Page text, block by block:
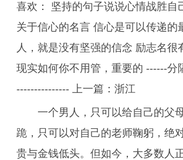
喜欢： 坚持的句子说说心情战胜自
关于信心的名言 信心是可以传递的
人，就是没有坚强的信念 励志名很
现实如何你不用管，重要的 ------分
--------------- 上一篇：浙江
一个男人，只可以给自己的父
跪，只可以对自己的老师鞠躬，绝
贵与金钱低头。但如今，大多数人